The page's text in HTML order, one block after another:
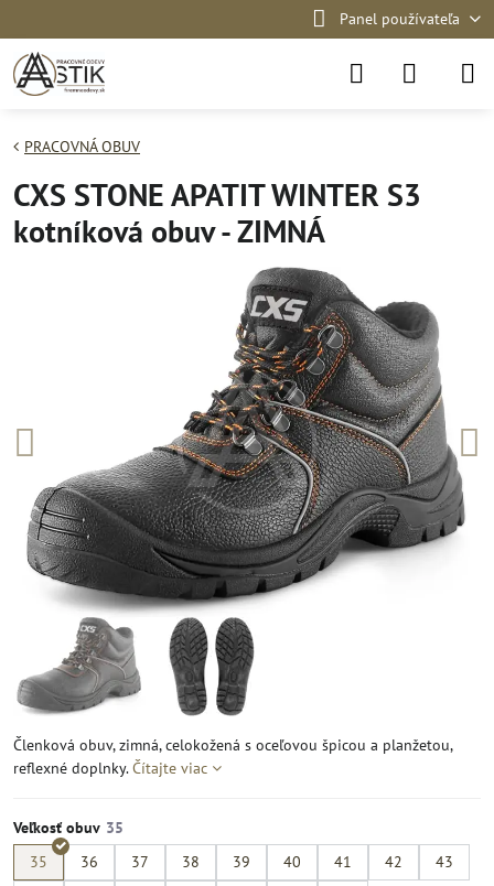
Panel používateľa
PRACOVNÁ OBUV
CXS STONE APATIT WINTER S3
kotníková obuv - ZIMNÁ
Členková obuv, zimná, celokožená s oceľovou špicou a planžetou,
reflexné doplnky.Čítajte viac
Veľkosť obuv
35
36 37 38 39 40 41 42
43